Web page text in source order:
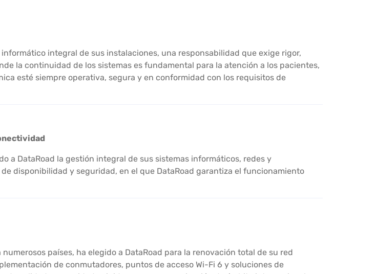
integral de sus instalaciones, una responsabilidad que exige rigor,
la continuidad de los sistemas es fundamental para la atención a los pacientes,
esté siempre operativa, segura y en conformidad con los requisitos de
a DataRoad la gestión integral de sus sistemas informáticos, redes y
disponibilidad y seguridad, en el que DataRoad garantiza el funcionamiento
países, ha elegido a DataRoad para la renovación total de su red
de conmutadores, puntos de acceso Wi-Fi 6 y soluciones de